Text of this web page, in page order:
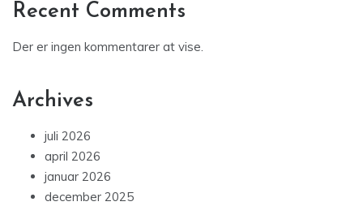
Recent Comments
Der er ingen kommentarer at vise.
Archives
juli 2026
april 2026
januar 2026
december 2025